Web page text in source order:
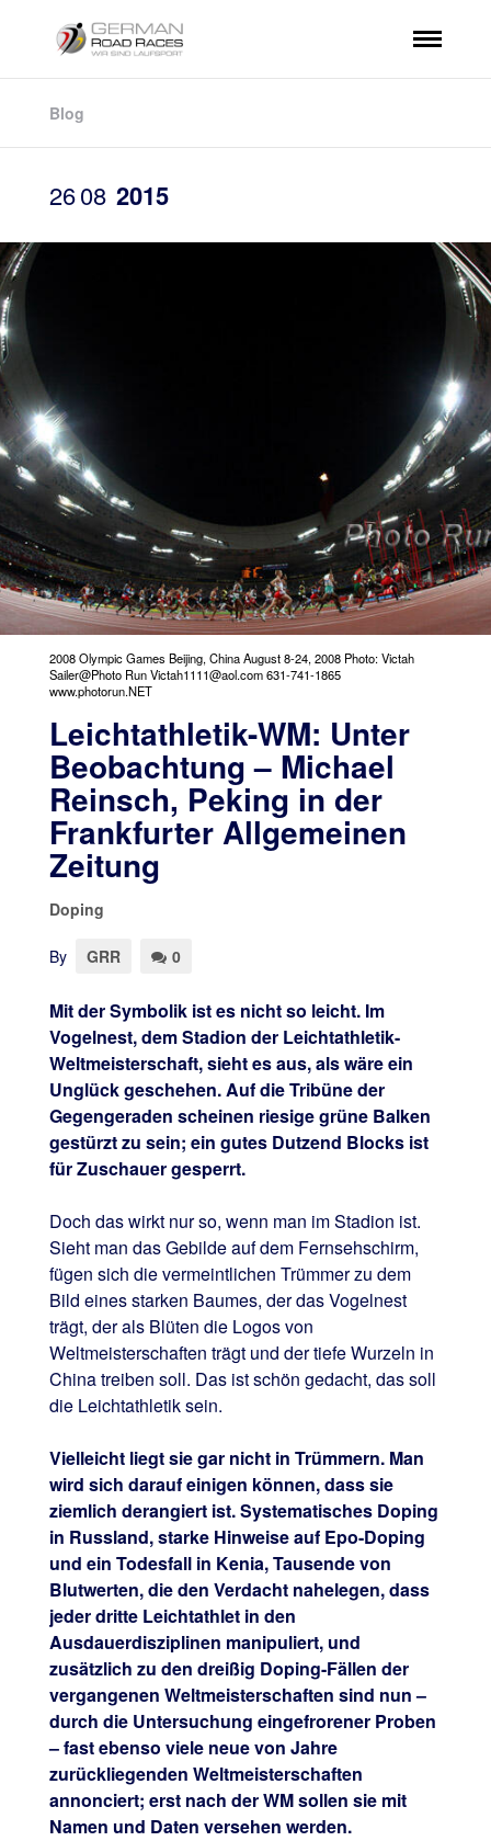
Blog
2608 2015
2008 Olympic Games Beijing, China August 8-24, 2008 Photo: Victah
Sailer@Photo Run Victah1111@aol.com 631-741-1865
www.photorun.NET
Leichtathletik-WM: Unter
Beobachtung – Michael
Reinsch, Peking in der
Frankfurter Allgemeinen
Zeitung
Doping
By GRR 0
Mit der Symbolik ist es nicht so leicht. Im
Vogelnest, dem Stadion der Leichtathletik-
Weltmeisterschaft, sieht es aus, als wäre ein
Unglück geschehen. Auf die Tribüne der
Gegengeraden scheinen riesige grüne Balken
gestürzt zu sein; ein gutes Dutzend Blocks ist
für Zuschauer gesperrt.
Doch das wirkt nur so, wenn man im Stadion ist.
Sieht man das Gebilde auf dem Fernsehschirm,
fügen sich die vermeintlichen Trümmer zu dem
Bild eines starken Baumes, der das Vogelnest
trägt, der als Blüten die Logos von
Weltmeisterschaften trägt und der tiefe Wurzeln in
China treiben soll. Das ist schön gedacht, das soll
die Leichtathletik sein.
Vielleicht liegt sie gar nicht in Trümmern. Man
wird sich darauf einigen können, dass sie
ziemlich derangiert ist. Systematisches Doping
in Russland, starke Hinweise auf Epo-Doping
und ein Todesfall in Kenia, Tausende von
Blutwerten, die den Verdacht nahelegen, dass
jeder dritte Leichtathlet in den
Ausdauerdisziplinen manipuliert, und
zusätzlich zu den dreißig Doping-Fällen der
vergangenen Weltmeisterschaften sind nun –
durch die Untersuchung eingefrorener Proben
– fast ebenso viele neue von Jahre
zurückliegenden Weltmeisterschaften
annonciert; erst nach der WM sollen sie mit
Namen und Daten versehen werden.